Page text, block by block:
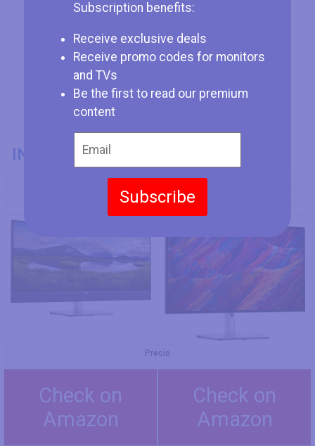
Subscription benefits:
Receive exclusive deals
Receive promo codes for monitors
and TVs
Be the first to read our premium
content
Subscribe
INFORMACIÓN GENERAL
Precio
Check on
Amazon
Check on
Amazon